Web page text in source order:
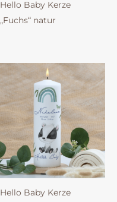
Hello Baby Kerze
„Fuchs“ natur
Hello Baby Kerze